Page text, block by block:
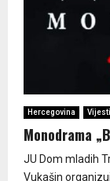
Hercegovina Vijesti
Monodrama
JU Dom mladih
Vukašin